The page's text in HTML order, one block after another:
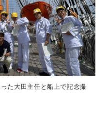
た大田主任と船上で記念撮